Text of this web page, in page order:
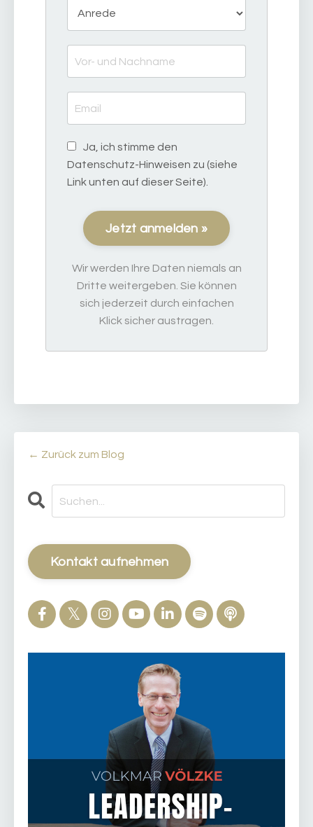
Ja, ich stimme den
Datenschutz-Hinweisen zu (siehe
Link unten auf dieser Seite).
Jetzt anmelden »
Wir werden Ihre Daten niemals an
Dritte weitergeben. Sie können
sich jederzeit durch einfachen
Klick sicher austragen.
← Zurück zum Blog
Kontakt aufnehmen